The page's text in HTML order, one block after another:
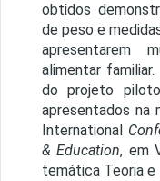
obtidos
de peso e
apresentarem
alimentar
do projeto
apresentados na
International
& Education, em
temática Teoria e